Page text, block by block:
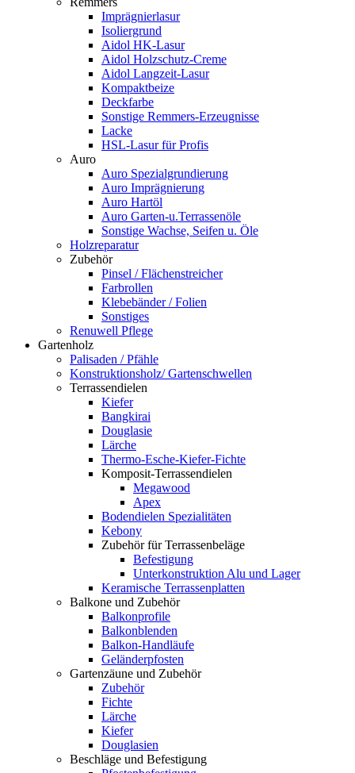
Imprägnierlasur
Isoliergrund
Aidol HK-Lasur
Aidol Holzschutz-Creme
Aidol Langzeit-Lasur
Kompaktbeize
Deckfarbe
Sonstige Remmers-Erzeugnisse
Lacke
HSL-Lasur für Profis
Auro
Auro Spezialgrundierung
Auro Imprägnierung
Auro Hartöl
Auro Garten-u.Terrassenöle
Sonstige Wachse, Seifen u. Öle
Holzreparatur
Zubehör
Pinsel / Flächenstreicher
Farbrollen
Klebebänder / Folien
Sonstiges
Renuwell Pflege
Gartenholz
Palisaden / Pfähle
Konstruktionsholz/ Gartenschwellen
Terrassendielen
Kiefer
Bangkirai
Douglasie
Lärche
Thermo-Esche-Kiefer-Fichte
Komposit-Terrassendielen
Megawood
Apex
Bodendielen Spezialitäten
Kebony
Zubehör für Terrassenbeläge
Befestigung
Unterkonstruktion Alu und Lager
Keramische Terrassenplatten
Balkone und Zubehör
Balkonprofile
Balkonblenden
Balkon-Handläufe
Geländerpfosten
Gartenzäune und Zubehör
Zubehör
Fichte
Lärche
Kiefer
Douglasien
Beschläge und Befestigung